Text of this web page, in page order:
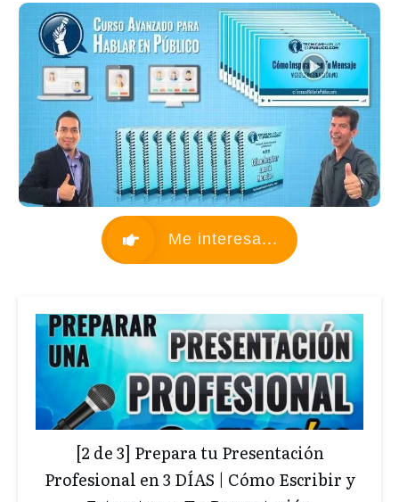
Me interesa...
[2 de 3] Prepara tu Presentación
Profesional en 3 DÍAS | Cómo Escribir y